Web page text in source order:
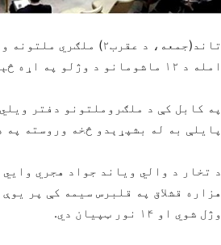
تاند(جمعه، د عقرب۲)
امله د ١٢ ماشومانو د وژلو په اړه څېړنه کوي.
په کابل کې د ملګروملتونو دفتر
پایلې به له بشپړېدو څخه وروسته په
د تخار د والي وياند جواد هجري
وژل شوي او ۱۴ نور ټپیان دي.